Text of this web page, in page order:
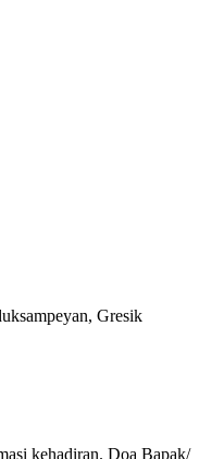
Gresik
kehadiran. Doa Bapak/